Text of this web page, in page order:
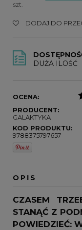
szt.
DODAJ DO
DUŻA ILOŚĆ
OCENA:
PRODUCENT:
GALAKTYKA
KOD PRODUKTU:
9788375797657
OPIS
CZASEM
STANĄĆ Z
POWIEDZIEĆ: